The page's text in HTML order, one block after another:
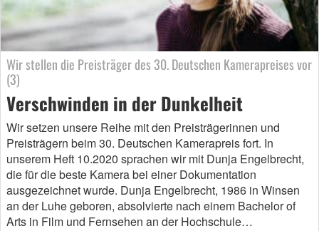
Wir stellen die Preisträger des 30. Deutschen Kamerapreises vor
(3)
Verschwinden in der Dunkelheit
Wir setzen unsere Reihe mit den Preisträgerinnen und
Preisträgern beim 30. Deutschen Kamerapreis fort. In
unserem Heft 10.2020 sprachen wir mit Dunja Engelbrecht,
die für die beste Kamera bei einer Dokumentation
ausgezeichnet wurde. Dunja Engelbrecht, 1986 in Winsen
an der Luhe geboren, absolvierte nach einem Bachelor of
Arts in Film und Fernsehen an der Hochschule…